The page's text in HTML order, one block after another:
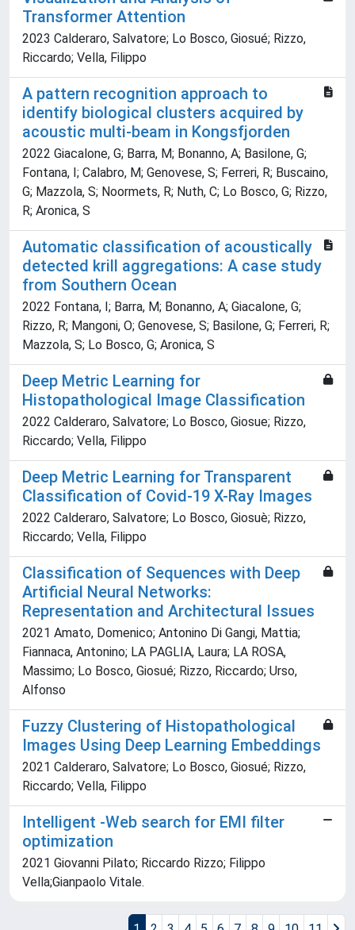
Transformer Attention
2023 Calderaro, Salvatore; Lo Bosco, Giosué; Rizzo,
Riccardo; Vella, Filippo
A pattern recognition approach to
identify biological clusters acquired by
acoustic multi-beam in Kongsfjorden
2022 Giacalone, G; Barra, M; Bonanno, A; Basilone, G;
Fontana, I; Calabro, M; Genovese, S; Ferreri, R; Buscaino,
G; Mazzola, S; Noormets, R; Nuth, C; Lo Bosco, G; Rizzo,
R; Aronica, S
Automatic classification of acoustically
detected krill aggregations: A case study
from Southern Ocean
2022 Fontana, I; Barra, M; Bonanno, A; Giacalone, G;
Rizzo, R; Mangoni, O; Genovese, S; Basilone, G; Ferreri, R;
Mazzola, S; Lo Bosco, G; Aronica, S
Deep Metric Learning for
Histopathological Image Classification
2022 Calderaro, Salvatore; Lo Bosco, Giosue; Rizzo,
Riccardo; Vella, Filippo
Deep Metric Learning for Transparent
Classification of Covid-19 X-Ray Images
2022 Calderaro, Salvatore; Lo Bosco, Giosuè; Rizzo,
Riccardo; Vella, Filippo
Classification of Sequences with Deep
Artificial Neural Networks:
Representation and Architectural Issues
2021 Amato, Domenico; Antonino Di Gangi, Mattia;
Fiannaca, Antonino; LA PAGLIA, Laura; LA ROSA,
Massimo; Lo Bosco, Giosué; Rizzo, Riccardo; Urso,
Alfonso
Fuzzy Clustering of Histopathological
Images Using Deep Learning Embeddings
2021 Calderaro, Salvatore; Lo Bosco, Giosué; Rizzo,
Riccardo; Vella, Filippo
Intelligent -Web search for EMI filter
optimization
2021 Giovanni Pilato; Riccardo Rizzo; Filippo
Vella;Gianpaolo Vitale.